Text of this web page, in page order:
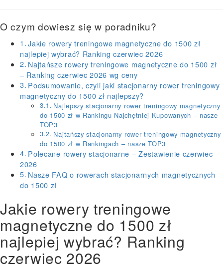
O czym dowiesz się w poradniku?
Jakie rowery treningowe magnetyczne do 1500 zł
najlepiej wybrać? Ranking czerwiec 2026
Najtańsze rowery treningowe magnetyczne do 1500 zł
– Ranking czerwiec 2026 wg ceny
Podsumowanie, czyli jaki stacjonarny rower treningowy
magnetyczny do 1500 zł najlepszy?
Najlepszy stacjonarny rower treningowy magnetyczny
do 1500 zł w Rankingu Najchętniej Kupowanych – nasze
TOP3
Najtańszy stacjonarny rower treningowy magnetyczny
do 1500 zł w Rankingach – nasze TOP3
Polecane rowery stacjonarne – Zestawienie czerwiec
2026
Nasze FAQ o rowerach stacjonarnych magnetycznych
do 1500 zł
Jakie rowery treningowe
magnetyczne do 1500 zł
najlepiej wybrać? Ranking
czerwiec 2026